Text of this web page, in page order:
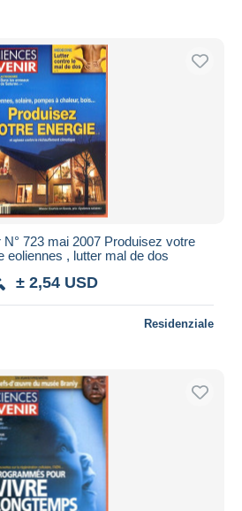
723 mai 2007 Produisez votre
eoliennes , lutter mal de dos
± 2,54 USD
Residenziale